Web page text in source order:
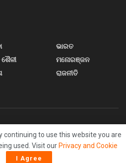
ଭାରତ
ମନୋରଞ୍ଜନ
ରାଜନୀତି
Home Home 2
Home 3
6 Sample Page
continuing to use this website you are
used. Visit our Privacy and Cookie
I Agree